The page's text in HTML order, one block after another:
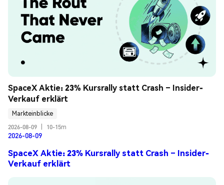
SpaceX Aktie: 23% Kursrally statt Crash – Insider-
Verkauf erklärt
Markteinblicke
2026-08-09
10-15m
2026-08-09
SpaceX Aktie: 23% Kursrally statt Crash – Insider-
Verkauf erklärt